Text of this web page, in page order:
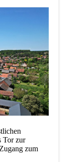
Tor zur
zum